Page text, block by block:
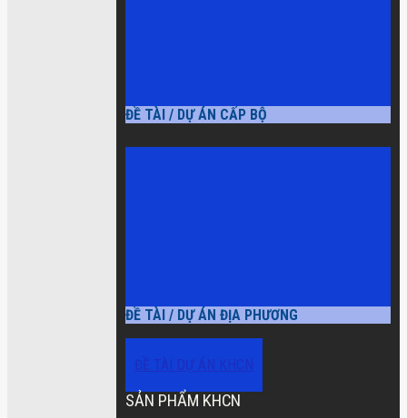
ĐỀ TÀI / DỰ ÁN CẤP BỘ
ĐỀ TÀI / DỰ ÁN ĐỊA PHƯƠNG
SẢN PHẨM KHCN